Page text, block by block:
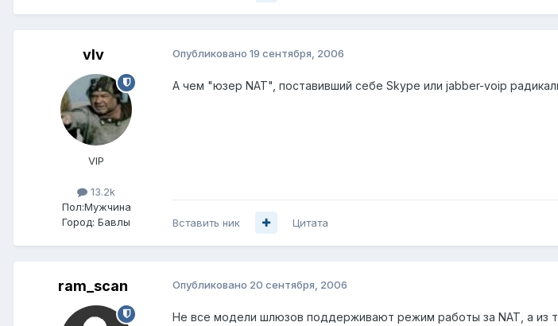
vIv
VIP
13.2k
Пол:Мужчина
Город: Бавлы
Опубликовано 19 сентября, 2006
А чем "юзер NAT", поставивший себе Skype или jabber-voip
Вставить ник Цитата
ram_scan Опубликовано 20 сентября, 2006
Не все модели шлюзов поддерживают режим работы за NAT, а из